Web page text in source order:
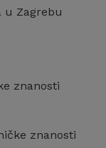
u Zagrebu
znanosti
znanosti